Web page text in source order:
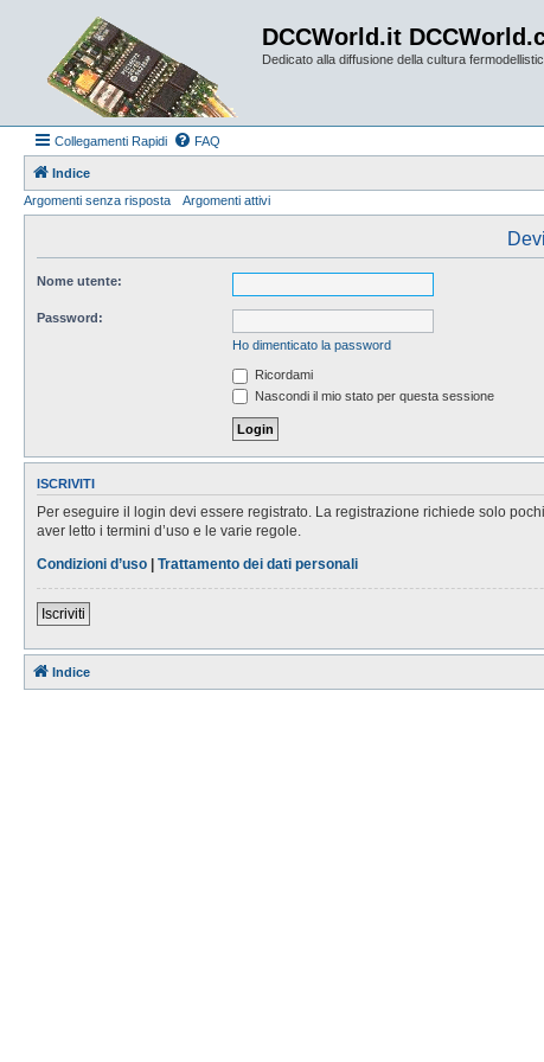
DCCWorld.it
Dedicato alla diffusione della cultura
Collegamenti Rapidi FAQ
Indice
Argomenti senza risposta
Argomenti attivi
Nome utente:
Password:
Ho dimenticato la password
Ricordami
Nascondi il mio stato per questa sessione
ISCRIVITI
Per eseguire il login devi essere registrato. La registrazione richiede solo
aver letto i termini d’uso e le varie regole.
Condizioni d’uso | Trattamento dei dati personali
Iscriviti
Indice